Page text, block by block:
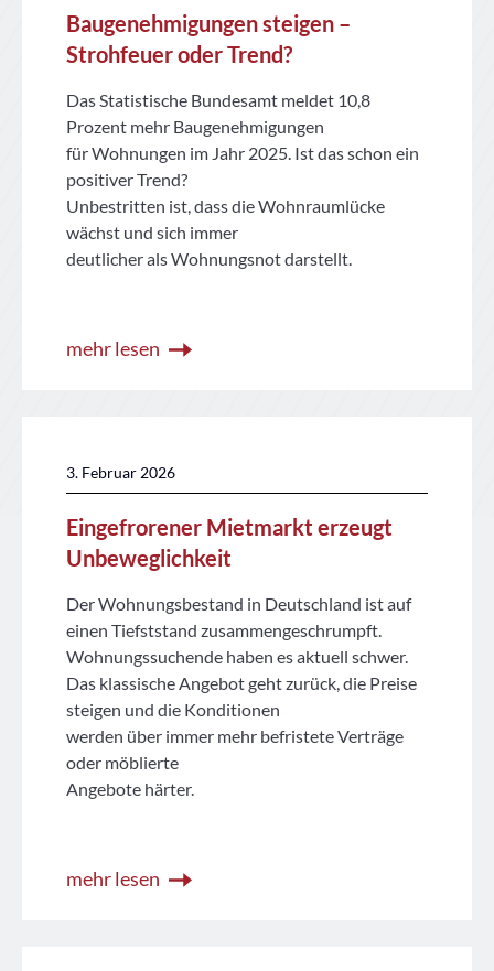
Baugenehmigungen steigen –
Strohfeuer oder Trend?
Das Statistische Bundesamt meldet 10,8
Prozent mehr Baugenehmigungen
für Wohnungen im Jahr 2025. Ist das schon ein
positiver Trend?
Unbestritten ist, dass die Wohnraumlücke
wächst und sich immer
deutlicher als Wohnungsnot darstellt.
mehr lesen
3. Februar 2026
Eingefrorener Mietmarkt erzeugt
Unbeweglichkeit
Der Wohnungsbestand in Deutschland ist auf
einen Tiefststand zusammengeschrumpft.
Wohnungssuchende haben es aktuell schwer.
Das klassische Angebot geht zurück, die Preise
steigen und die Konditionen
werden über immer mehr befristete Verträge
oder möblierte
Angebote härter.
mehr lesen